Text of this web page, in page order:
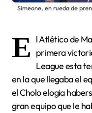
Simeone, en rueda de
E l Atlético de
primera
League esta
en la que llegaba el
el Cholo elogia
gran equipo que le